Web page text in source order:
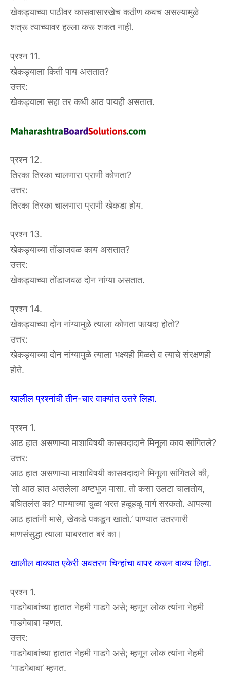
खेकड्याच्या पाठीवर कासवासारखेच कठीण कवच असल्यामुळे
शत्रू त्याच्यावर हल्ला करू शकत नाही.
प्रश्न 11.
खेकड्याला किती पाय असतात?
उत्तर:
खेकड्याला सहा तर कधी आठ पायही असतात.
प्रश्न 12.
तिरका तिरका चालणारा प्राणी कोणता?
उत्तर:
तिरका तिरका चालणारा प्राणी खेकडा होय.
प्रश्न 13.
खेकड्याच्या तोंडाजवळ काय असतात?
उत्तर:
खेकड्याच्या तोंडाजवळ दोन नांग्या असतात.
प्रश्न 14.
खेकड्याच्या दोन नांग्यामुळे त्याला कोणता फायदा होतो?
उत्तर:
खेकड्याच्या दोन नांग्यामुळे त्याला भक्ष्यही मिळते व त्याचे संरक्षणही
होते.
खालील प्रश्नांची तीन-चार वाक्यांत उत्तरे लिहा.
प्रश्न 1.
आठ हात असणाऱ्या माशाविषयी कासवदादाने मिनूला काय सांगितले?
उत्तर:
आठ हात असणाऱ्या माशाविषयी कासवदादाने मिनूला सांगितले की,
‘तो आठ हात असलेला अष्टभुज मासा. तो कसा उलटा चालतोय,
बघितलंस का? पाण्याच्या चुळा भरत हळूहळू मार्ग सरकतो. आपल्या
आठ हातांनी मासे, खेकडे पकडून खातो.’ पाण्यात उतरणारी
माणसंसुद्धा त्याला घाबरतात बरं का।
खालील वाक्यात एकेरी अवतरण चिन्हांचा वापर करून वाक्य लिहा.
प्रश्न 1.
गाडगेबाबांच्या हातात नेहमी गाडगे असे; म्हणून लोक त्यांना नेहमी
गाडगेबाबा म्हणत.
उत्तर:
गाडगेबाबांच्या हातात नेहमी गाडगे असे; म्हणून लोक त्यांना नेहमी
‘गाडगेबाबा’ म्हणत.